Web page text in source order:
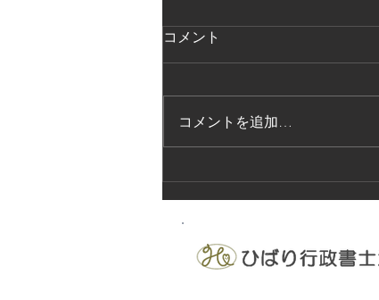
法的保護講習の実施
コメント
コメントを追加…